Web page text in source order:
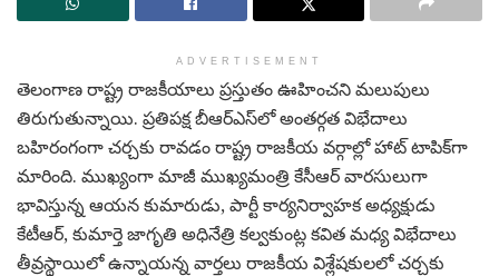
ADVERTISEMENT
తెలంగాణ రాష్ట్ర రాజకీయాలు ప్రస్తుతం ఊహించని మలుపులు
తిరుగుతున్నాయి. ప్రతిపక్ష బీఆర్‌ఎస్‌లో అంతర్గత విభేదాలు
బహిరంగంగా చర్చకు రావడం రాష్ట్ర రాజకీయ వర్గాల్లో హాట్ టాపిక్‌గా
మారింది. ముఖ్యంగా మాజీ ముఖ్యమంత్రి కేసీఆర్ వారసులుగా
భావిస్తున్న ఆయన కుమారుడు, పార్టీ కార్యనిర్వాహక అధ్యక్షుడు
కేటీఆర్, కుమార్తె జాగృతి అధినేత్రి కల్వకుంట్ల కవిత మధ్య విభేదాలు
తీవ్రస్థాయిలో ఉన్నాయన్న వార్తలు రాజకీయ విశ్లేషకులలో చర్చకు